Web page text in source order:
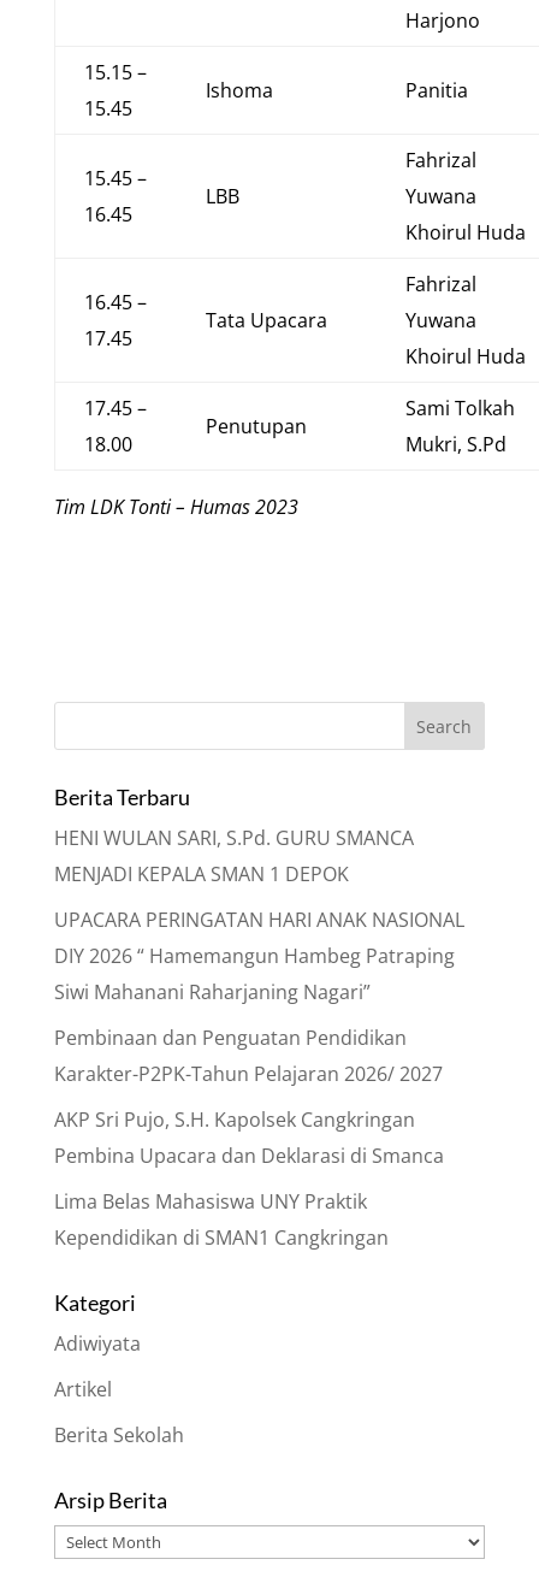
Harjono
15.15 –
15.45
Ishoma Panitia
15.45 –
16.45
LBB
Fahrizal
Yuwana
Khoirul Huda
16.45 –
17.45
Tata Upacara
Fahrizal
Yuwana
Khoirul Huda
17.45 –
18.00
Penutupan
Sami Tolkah
Mukri, S.Pd
Tim LDK Tonti – Humas 2023
Berita Terbaru
HENI WULAN SARI, S.Pd. GURU SMANCA
MENJADI KEPALA SMAN 1 DEPOK
UPACARA PERINGATAN HARI ANAK NASIONAL
DIY 2026 “ Hamemangun Hambeg Patraping
Siwi Mahanani Raharjaning Nagari”
Pembinaan dan Penguatan Pendidikan
Karakter-P2PK-Tahun Pelajaran 2026/ 2027
AKP Sri Pujo, S.H. Kapolsek Cangkringan
Pembina Upacara dan Deklarasi di Smanca
Lima Belas Mahasiswa UNY Praktik
Kependidikan di SMAN1 Cangkringan
Kategori
Adiwiyata
Artikel
Berita Sekolah
Arsip Berita
Arsip